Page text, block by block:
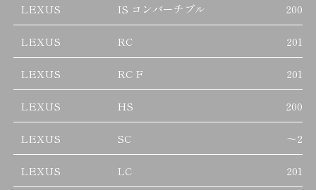
LEXUS IS コンバーチブル
LEXUS RC
LEXUS RC F
LEXUS HS
LEXUS SC ～
LEXUS LC